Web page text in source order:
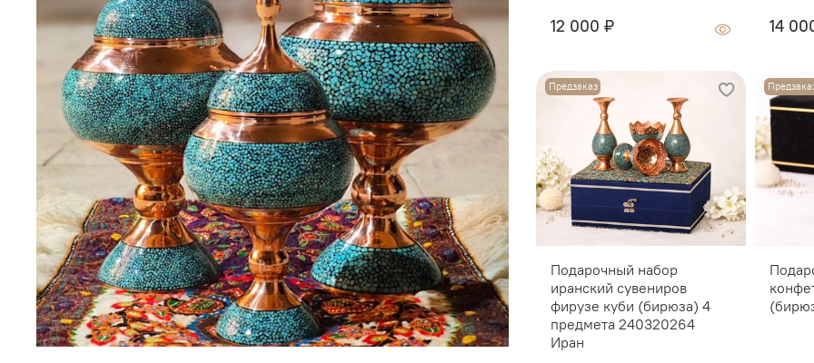
12 000 ₽
Предзаказ
Подарочный набор
иранский сувениров
фирузе куби (бирюза) 4
предмета 240320264
Иран
14